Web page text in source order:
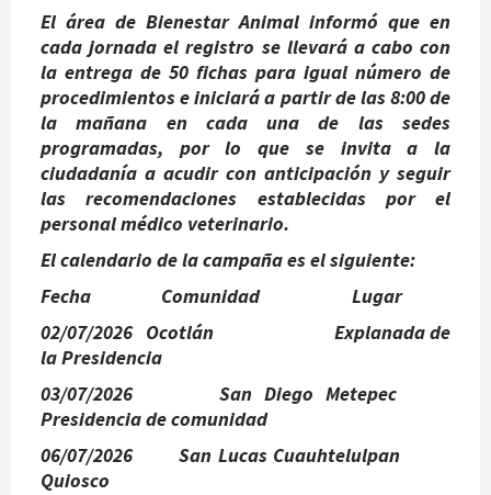
El área de Bienestar Animal informó que en
cada jornada el registro se llevará a cabo con
la entrega de 50 fichas para igual número de
procedimientos e iniciará a partir de las 8:00 de
la mañana en cada una de las sedes
programadas, por lo que se invita a la
ciudadanía a acudir con anticipación y seguir
las recomendaciones establecidas por el
personal médico veterinario.
El calendario de la campaña es el siguiente:
Fecha Comunidad Lugar
02/07/2026 Ocotlán Explanada de
la Presidencia
03/07/2026 San Diego Metepec
Presidencia de comunidad
06/07/2026 San Lucas Cuauhtelulpan
Quiosco